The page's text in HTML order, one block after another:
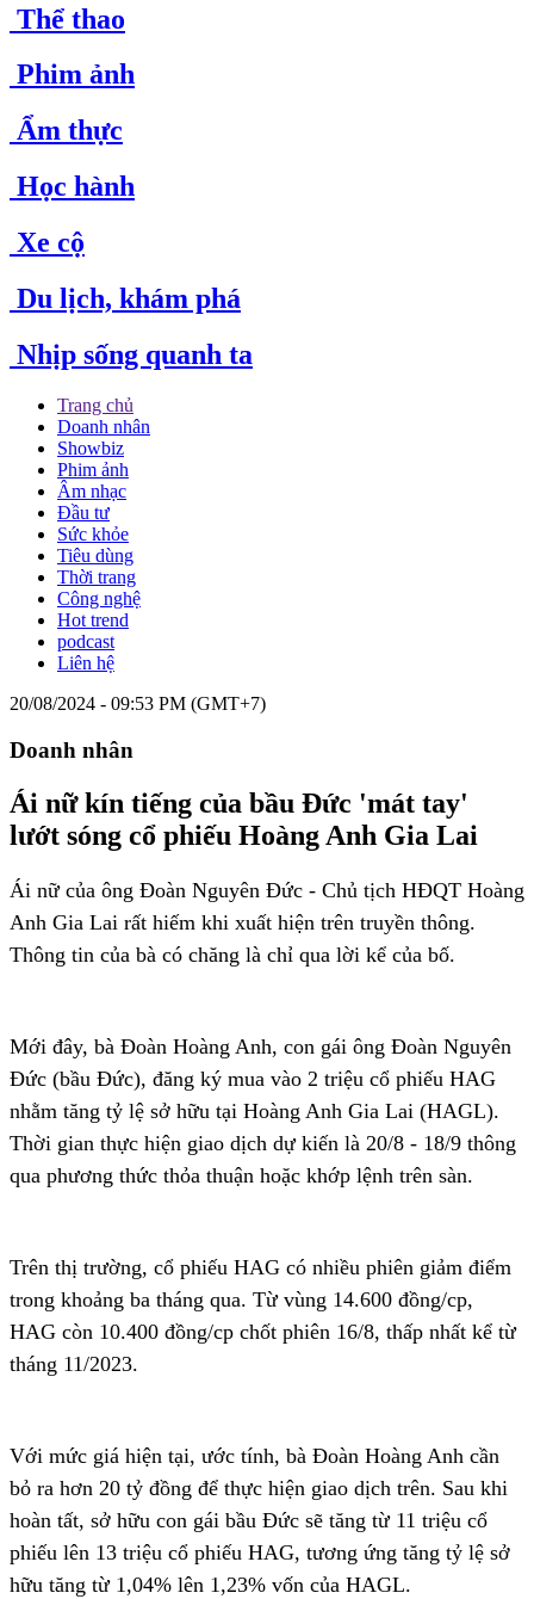
Thể thao
Phim ảnh
Ẩm thực
Học hành
Xe cộ
Du lịch, khám phá
Nhịp sống quanh ta
Trang chủ
Doanh nhân
Showbiz
Phim ảnh
Âm nhạc
Đầu tư
Sức khỏe
Tiêu dùng
Thời trang
Công nghệ
Hot trend
podcast
Liên hệ
20/08/2024 - 09:53 PM (GMT+7)
Doanh nhân
Ái nữ kín tiếng của bầu Đức 'mát tay'
lướt sóng cổ phiếu Hoàng Anh Gia Lai
Ái nữ của ông Đoàn Nguyên Đức - Chủ tịch HĐQT Hoàng
Anh Gia Lai rất hiếm khi xuất hiện trên truyền thông.
Thông tin của bà có chăng là chỉ qua lời kể của bố.
Mới đây, bà Đoàn Hoàng Anh, con gái ông Đoàn Nguyên
Đức (bầu Đức), đăng ký mua vào 2 triệu cổ phiếu HAG
nhằm tăng tỷ lệ sở hữu tại Hoàng Anh Gia Lai (HAGL).
Thời gian thực hiện giao dịch dự kiến là 20/8 - 18/9 thông
qua phương thức thỏa thuận hoặc khớp lệnh trên sàn.
Trên thị trường, cổ phiếu HAG có nhiều phiên giảm điểm
trong khoảng ba tháng qua. Từ vùng 14.600 đồng/cp,
HAG còn 10.400 đồng/cp chốt phiên 16/8, thấp nhất kể từ
tháng 11/2023.
Với mức giá hiện tại, ước tính, bà Đoàn Hoàng Anh cần
bỏ ra hơn 20 tỷ đồng để thực hiện giao dịch trên. Sau khi
hoàn tất, sở hữu con gái bầu Đức sẽ tăng từ 11 triệu cổ
phiếu lên 13 triệu cổ phiếu HAG, tương ứng tăng tỷ lệ sở
hữu tăng từ 1,04% lên 1,23% vốn của HAGL.